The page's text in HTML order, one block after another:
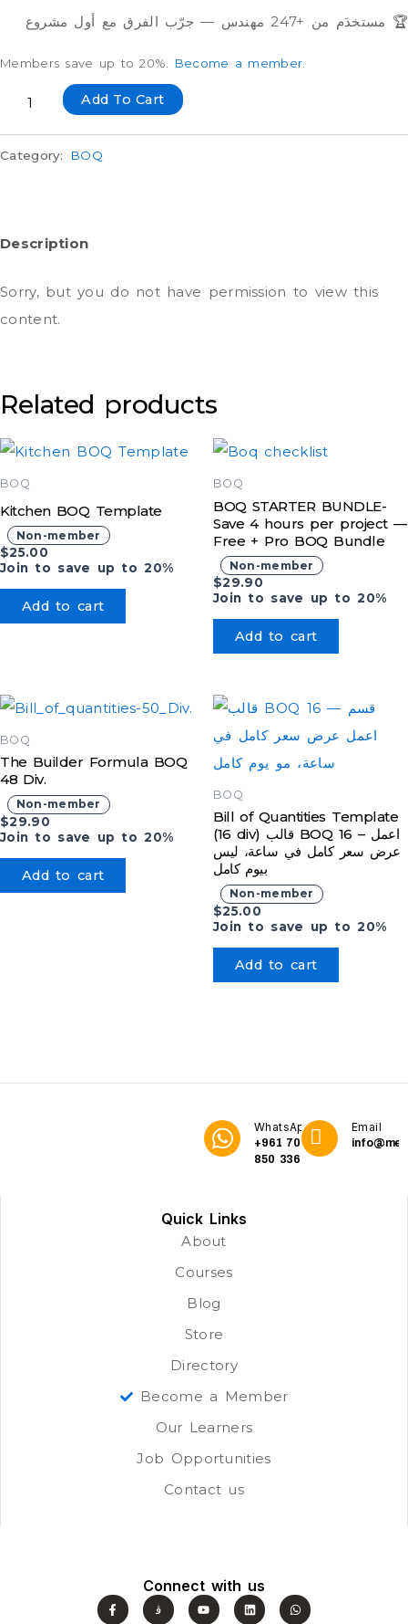
🏆 مستخدَم من +247 مهندس — جرّب الفرق مع أول مشروع
Members save up to 20%. Become a member
Add To Cart
Category: BOQ
Description
Sorry, but you do not have permission to view this
content.
Related products
BOQ
Kitchen BOQ Template
Non-member
$25.00
Join to save up to 20%
Add to cart
BOQ
BOQ STARTER BUNDLE-
Save 4 hours per project —
Free + Pro BOQ Bundle
Non-member
$29.90
Join to save up to 20%
Add to cart
BOQ
The Builder Formula BOQ
48 Div.
Non-member
$29.90
Join to save up to 20%
Add to cart
BOQ
Bill of Quantities Template
(16 div) قالب BOQ 16 – اعمل
عرض سعر كامل في ساعة، ليس
بيوم كامل
Non-member
$25.00
Join to save up to 20%
Add to cart
WhatsApp
+961 70
850 336
Email
Quick Links
About
Courses
Blog
Store
Directory
Become a Member
Our Learners
Job Opportunities
Contact us
Connect with us
F
a
J
k
Y
o
L
i
W
h